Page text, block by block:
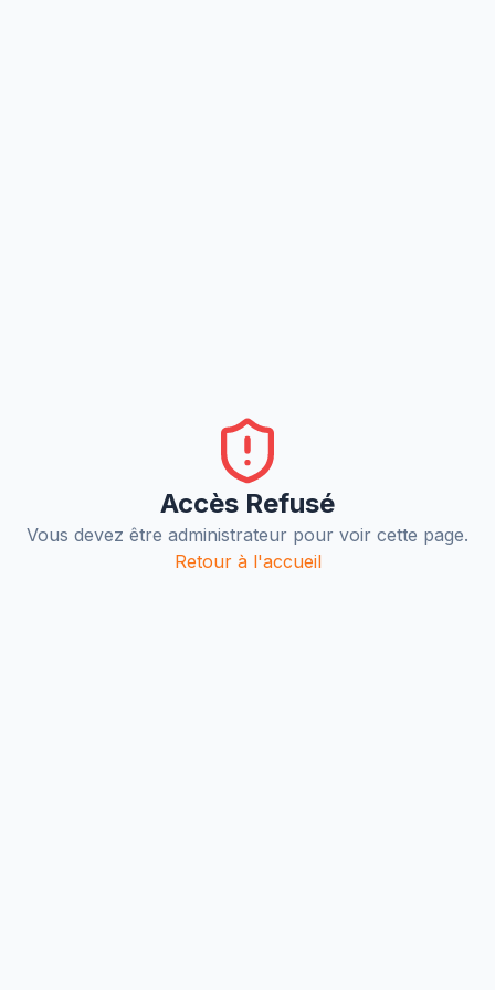
Accès Refusé
Vous devez être administrateur pour voir cette page.
Retour à l'accueil